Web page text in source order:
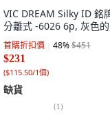
VIC DREAM Silky ID 銘
分離式 -6026 6p, 灰色
首購折扣價 48%$451
$231
($115.50/1個)
缺貨
(1)